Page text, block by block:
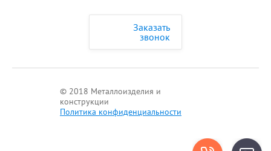
Заказать
звонок
© 2018 Металлоизделия и
конструкции
Политика конфиденциальности